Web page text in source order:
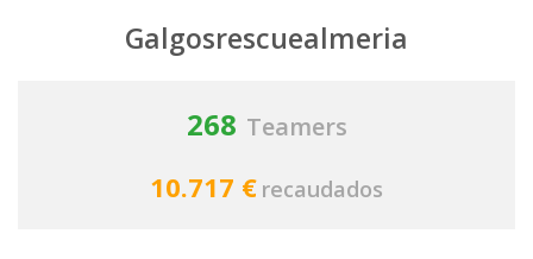
Galgosrescuealmeria
268 Teamers
10.717 € recaudados